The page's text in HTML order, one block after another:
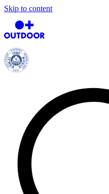
Skip to content